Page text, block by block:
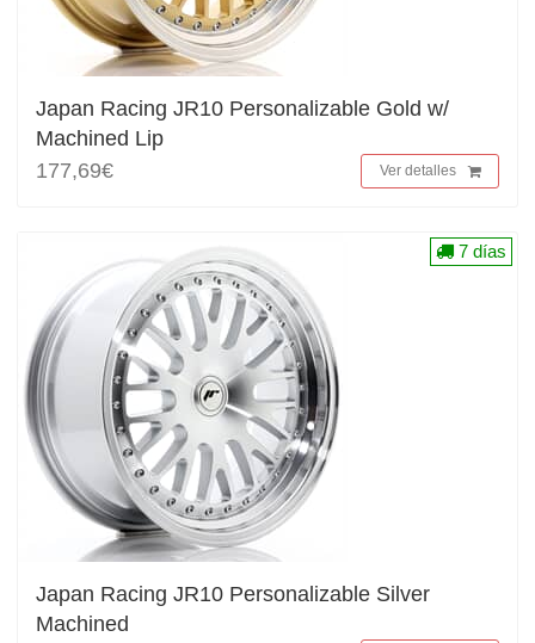
Japan Racing JR10 Personalizable Gold w/
Machined Lip
177,69€
Ver detalles
Japan Racing JR10 Personalizable Silver
Machined
7 días